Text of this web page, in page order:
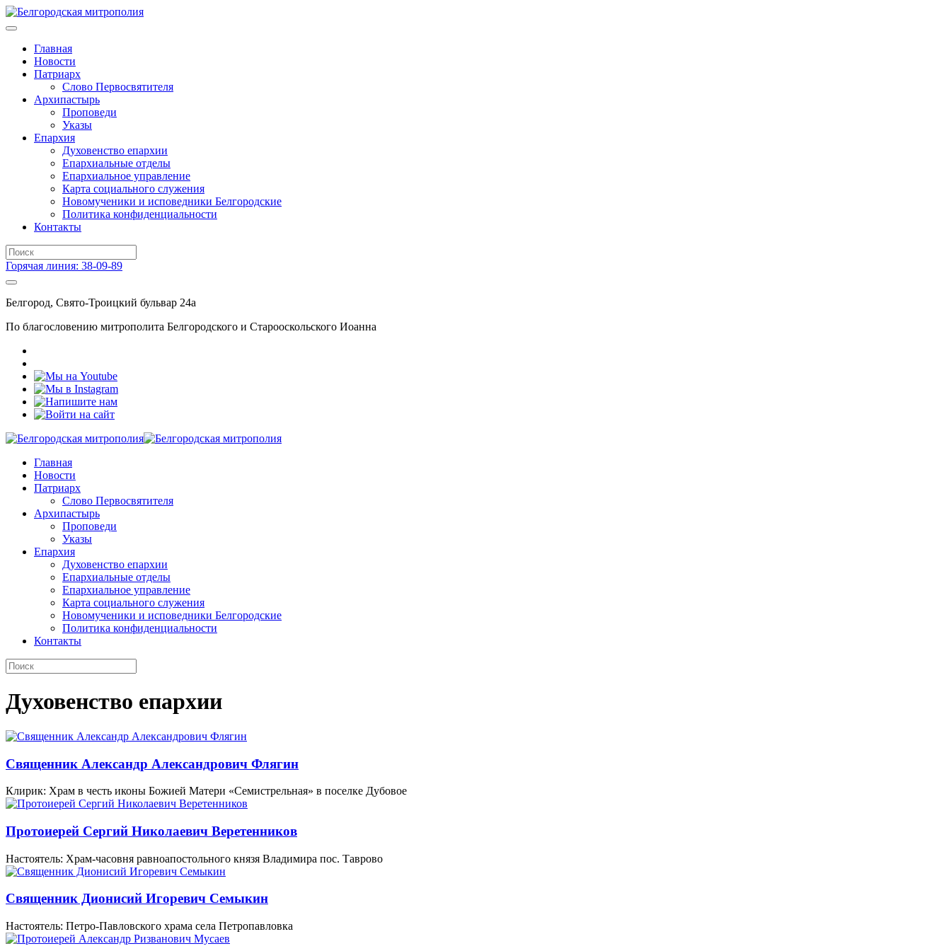
Главная
Новости
Патриарх
Слово Первосвятителя
Архипастырь
Проповеди
Указы
Епархия
Духовенство епархии
Епархиальные отделы
Епархиальное управление
Карта социального служения
Новомученики и исповедники Белгородские
Политика конфиденциальности
Контакты
Горячая линия: 38-09-89
Белгород, Свято-Троицкий бульвар 24а
По благословению митрополита Белгородского и Старооскольского Иоанна
Главная
Новости
Патриарх
Слово Первосвятителя
Архипастырь
Проповеди
Указы
Епархия
Духовенство епархии
Епархиальные отделы
Епархиальное управление
Карта социального служения
Новомученики и исповедники Белгородские
Политика конфиденциальности
Контакты
Духовенство епархии
Священник Александр Александрович Флягин
Клирик: Храм в честь иконы Божией Матери «Семистрельная» в поселке Дубовое
Протоиерей Сергий Николаевич Веретенников
Настоятель: Храм-часовня равноапостольного князя Владимира пос. Таврово
Священник Дионисий Игоревич Семыкин
Настоятель: Петро-Павловского храма села Петропавловка